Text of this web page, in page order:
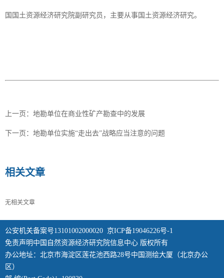
国国土资源经济研究院副研究员，主要从事国土资源经济研究。
上一页： 地勘单位在商业性矿产勘查中的发展
下一页： 地勘单位实施“走出去”战略应当注意的问题
相关文章
无相关文章
公安机关备案号13101002000020 京ICP备19046226号-1
免责声明中国自然资源经济研究院信息中心 版权所有
办公地址：北京市海淀区莲花池西路28号中国测绘大厦（北京办公
区）